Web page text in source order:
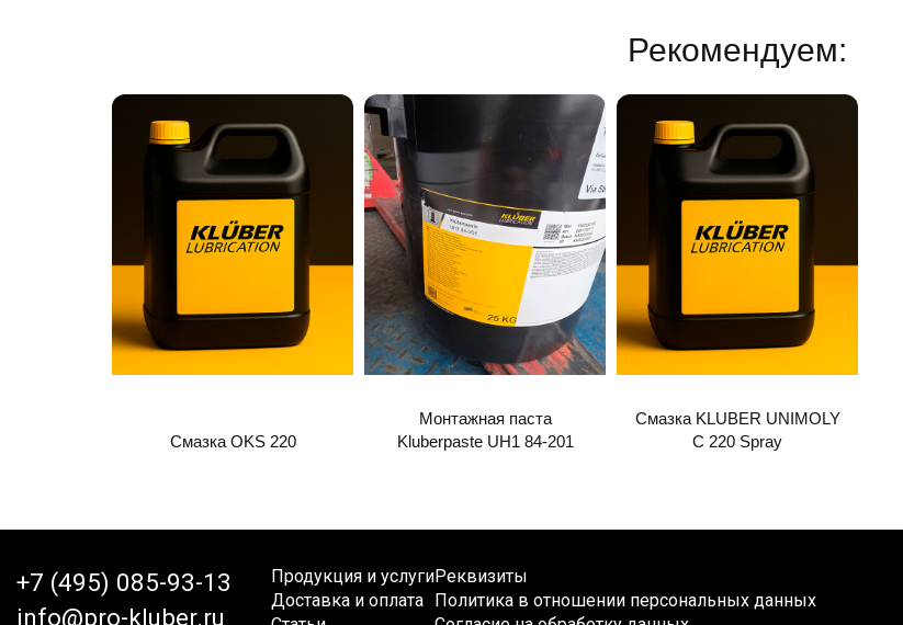
Рекомендуем:
Смазка OKS 220
Монтажная паста
Kluberpaste UH1 84-201
Смазка KLUBER UNIMOLY
C 220 Spray
+7 (495) 085-93-13
info@pro-kluber.ru
Продукция и услуги
Доставка и оплата
Реквизиты
Политика в отношении персональных данных